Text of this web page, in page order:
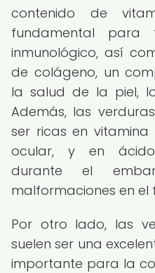
contenido de
fundamental para
inmunológico, así
de colágeno, un
la salud de la piel,
Además, las
ser ricas en
ocular, y en
durante el
malformaciones en el
Por otro lado, las
suelen ser una
importante para la